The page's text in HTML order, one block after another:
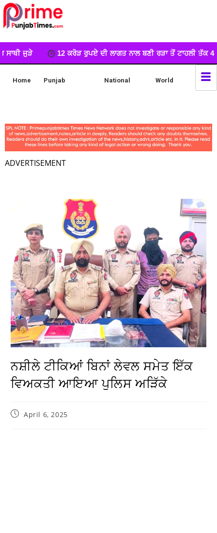
ਰੁਪਏ ਦੀ ਲਾਗਤ ਨਾਲ ਬਣੀ ਰੜਾ ਤੋਂ ਟਾਹਲੀ ਤੱਕ 4.44 ਕਿਲੋਮੀਟਰ ਲਿੰਕ ਸੜਕ
Home Punjab National World
ADVERTISEMENT
ਨਸ਼ੀਲੇ ਟੀਕਿਆਂ ਬਿਨਾਂ ਲੇਵਲ ਸਮੇਤ ਇੱਕ
ਵਿਅਕਤੀ ਆਇਆ ਪੁਲਿਸ ਅੜਿੱਕੇ
April 6, 2025